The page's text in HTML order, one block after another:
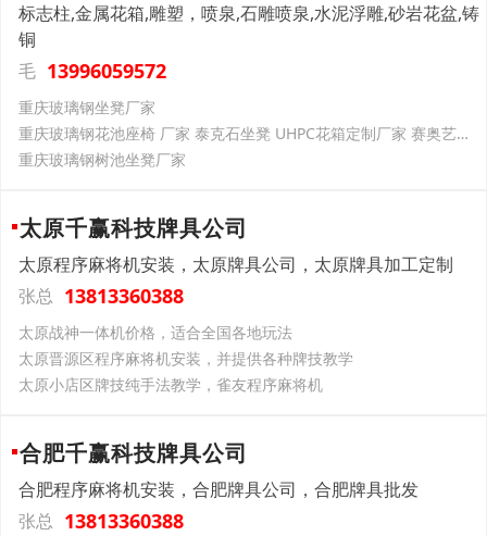
标志柱,金属花箱,雕塑，喷泉,石雕喷泉,水泥浮雕,砂岩花盆,铸
铜
毛 13996059572
重庆玻璃钢坐凳厂家
重庆玻璃钢花池座椅 厂家 泰克石坐凳 UHPC花箱定制厂家 赛奥艺术景观
重庆玻璃钢树池坐凳厂家
太原千赢科技牌具公司
太原程序麻将机安装，太原牌具公司，太原牌具加工定制
张总 13813360388
太原战神一体机价格，适合全国各地玩法
太原晋源区程序麻将机安装，并提供各种牌技教学
太原小店区牌技纯手法教学，雀友程序麻将机
合肥千赢科技牌具公司
合肥程序麻将机安装，合肥牌具公司，合肥牌具批发
张总 13813360388